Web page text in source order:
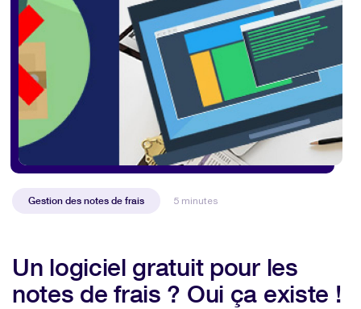
Gestion des notes de frais 5 minutes
Un logiciel gratuit pour les
notes de frais ? Oui ça existe !